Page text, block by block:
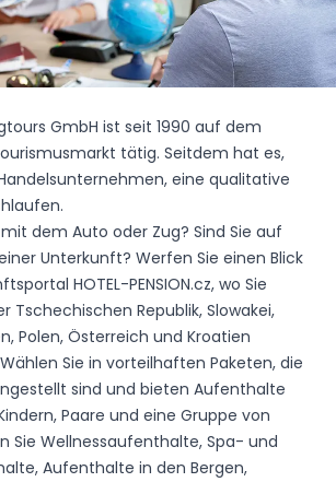
GmbH ist seit 1990 auf dem
tätig. Seitdem hat es,
eine qualitative
dem Auto oder Zug? Sind Sie auf
Unterkunft? Werfen Sie einen Blick
HOTEL-PENSION.cz, wo Sie
Tschechischen Republik, Slowakei,
Polen, Österreich und Kroatien
Sie in vorteilhaften Paketen, die
sind und bieten Aufenthalte
Paare und eine Gruppe von
Sie Wellnessaufenthalte, Spa- und
Aufenthalte in den Bergen,